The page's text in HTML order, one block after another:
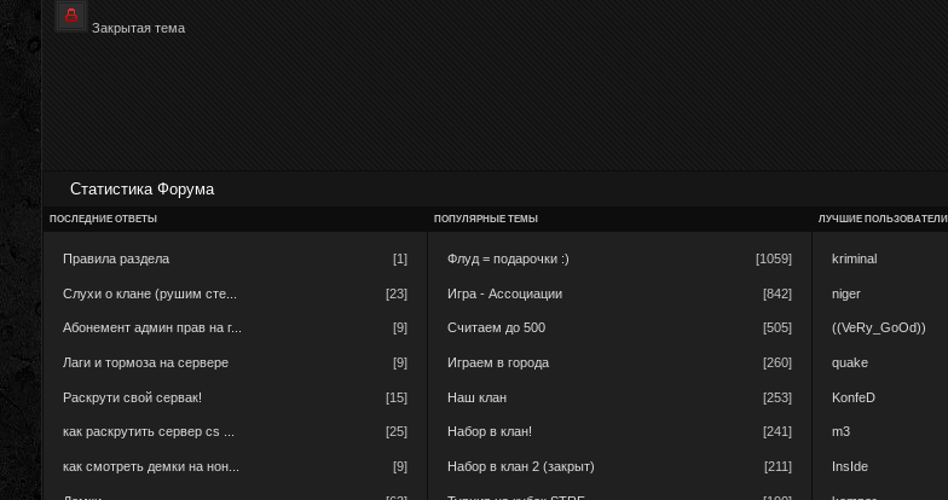
Закрытая тема
Статистика Форума
ПОСЛЕДНИЕ ОТВЕТЫ ПОПУЛЯРНЫЕ ТЕМЫ ЛУЧШИЕ ПОЛЬЗОВАТЕЛИ
Правила раздела [1]
Слухи о клане (рушим сте... [23]
Абонемент админ прав на г... [9]
Лаги и тормоза на сервере [9]
Раскрути свой сервак! [15]
как раскрутить сервер cs ... [25]
как смотреть демки на нон... [9]
Флуд = подарочки :) [1059]
Игра - Ассоциации [842]
Считаем до 500 [505]
Играем в города [260]
Наш клан [253]
Набор в клан! [241]
Набор в клан 2 (закрыт) [211]
kriminal
niger
((VeRy_GoOd))
quake
KonfeD
m3
InsIde